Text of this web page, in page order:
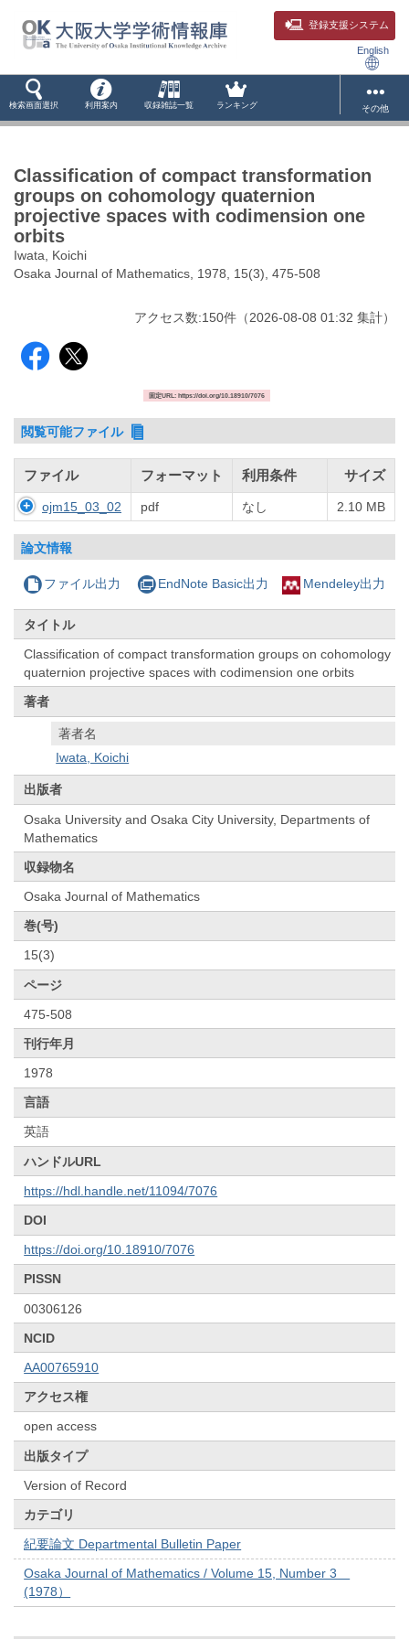
登録支援システム
English
検索画面選択 利用案内 収録雑誌一覧 ランキング その他
Classification of compact transformation
groups on cohomology quaternion
projective spaces with codimension one
orbits
Iwata, Koichi
Osaka Journal of Mathematics, 1978, 15(3), 475-508
アクセス数:150件 （2026-08-08 01:32 集計）
固定URL: https://doi.org/10.18910/7076
閲覧可能ファイル
ファイル フォーマット 利用条件 サイズ
ojm15_03_02 pdf なし 2.10 MB
論文情報
ファイル出力 EndNote Basic出力 Mendeley出力
タイトル
Classification of compact transformation groups on cohomology
quaternion projective spaces with codimension one orbits
著者
著者名
Iwata, Koichi
出版者
Osaka University and Osaka City University, Departments of
Mathematics
収録物名
Osaka Journal of Mathematics
巻(号)
15(3)
ページ
475-508
刊行年月
1978
言語
英語
ハンドルURL
https://hdl.handle.net/11094/7076
DOI
https://doi.org/10.18910/7076
PISSN
00306126
NCID
AA00765910
アクセス権
open access
出版タイプ
Version of Record
カテゴリ
紀要論文 Departmental Bulletin Paper
Osaka Journal of Mathematics / Volume 15, Number 3
(1978）